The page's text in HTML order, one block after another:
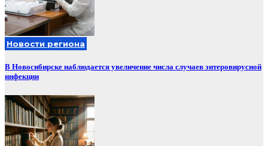
Новости региона
В Новосибирске наблюдается увеличение числа случаев энтеровирусной
инфекции